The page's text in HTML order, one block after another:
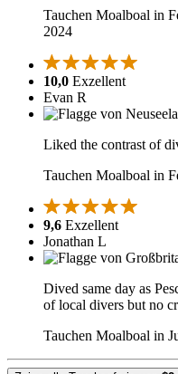
Tauchen Moalboal in
2024
10,0 Exzellent
Evan R
Liked the contrast of
Tauchen Moalboal in
9,6 Exzellent
Jonathan L
Dived same day as
of local divers but no
Tauchen Moalboal in